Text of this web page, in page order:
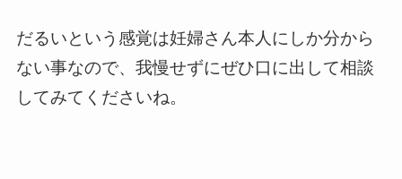
だるいという感覚は妊婦さん本人にしか分から
ない事なので、我慢せずにぜひ口に出して相談
してみてくださいね。